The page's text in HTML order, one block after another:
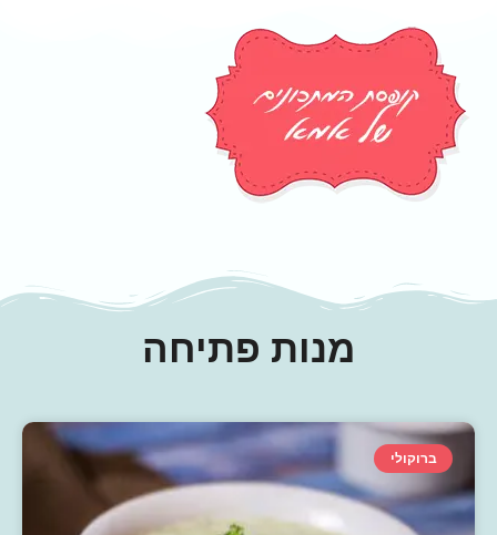
מנות פתיחה
ברוקולי